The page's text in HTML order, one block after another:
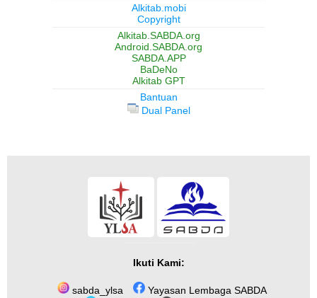
Alkitab.mobi
Copyright
Alkitab.SABDA.org
Android.SABDA.org
SABDA.APP
BaDeNo
Alkitab GPT
Bantuan
Dual Panel
Ikuti Kami:
sabda_ylsa Yayasan Lembaga SABDA